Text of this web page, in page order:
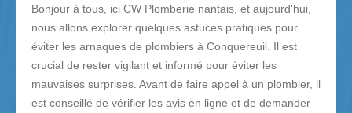
Bonjour à tous, ici CW Plomberie nantais, et aujourd'hui,
nous allons explorer quelques astuces pratiques pour
éviter les arnaques de plombiers à Conquereuil. Il est
crucial de rester vigilant et informé pour éviter les
mauvaises surprises. Avant de faire appel à un plombier, il
est conseillé de vérifier les avis en ligne et de demander